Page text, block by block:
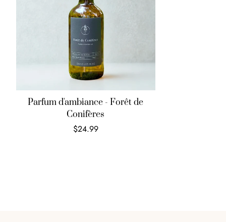
Parfum d'ambiance - Forêt de
Conifères
$24.99